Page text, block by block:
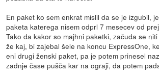
En paket ko sem enkrat mislil da se je izgubil,
paketa katerega nisem odprl 7 mesecev od
Tako da kakor so majhni paketki, začuda se
že kaj, bi zajebal šele na koncu ExpressOne,
eni drugi ženski paket, pa je potem prinesel
zadnje čase pušča kar na ograji, da potem